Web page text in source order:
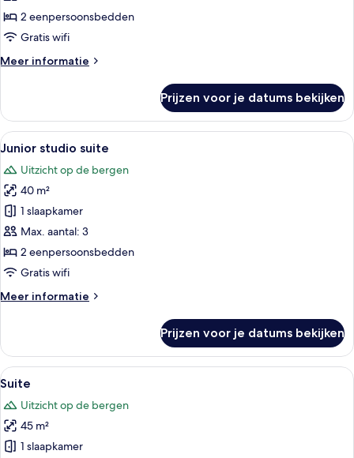
laden2 eenpersoonsbedden
Gratis wifi
Meer informatie
Meer
(Standard
Eiger)
Prijzen voor je datums bekijken
Alle
foto's
voor
Junior
studio
suite
laden
Een hotelkamer met een bed, twee
16
Junior studio suite
Uitzicht op de bergen
40 m²
1 slaapkamer
Max. aantal: 3
2 eenpersoonsbedden
Gratis wifi
Meer informatie
Meer
studio
suite
Prijzen voor je datums bekijken
Alle
foto's
voor
Suite
laden
Een woonkamer met een bank,
6
Suite
Uitzicht op de bergen
45 m²
1 slaapkamer